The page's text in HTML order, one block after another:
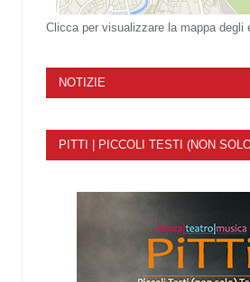
Clicca per visualizzare la mappa degli
NOTIZIE
PITTI | PICCOLI TESTI (NON